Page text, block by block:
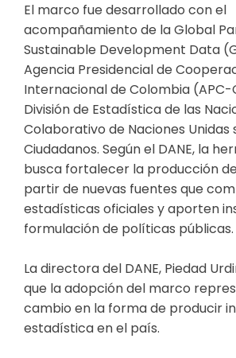
El marco fue desarrollado con el
acompañamiento de la Global
Sustainable Development Data
Agencia Presidencial de
Internacional de Colombia
División de Estadística de las
Colaborativo de Naciones Unidas
Ciudadanos. Según el DANE, la
busca fortalecer la producción
partir de nuevas fuentes que
estadísticas oficiales y aporten
formulación de políticas públicas.
La directora del DANE, Piedad
que la adopción del marco
cambio en la forma de producir
estadística en el país.